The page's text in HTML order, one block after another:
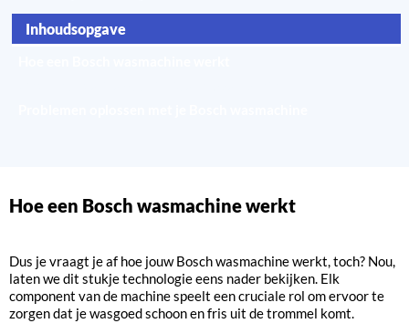
Inhoudsopgave
Hoe een Bosch wasmachine werkt
Dus je vraagt je af hoe jouw Bosch wasmachine werkt, toch? Nou,
laten we dit stukje technologie eens nader bekijken. Elk
component van de machine speelt een cruciale rol om ervoor te
zorgen dat je wasgoed schoon en fris uit de trommel komt.